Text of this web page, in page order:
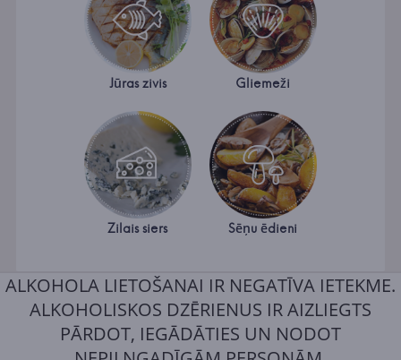
Jūras zivis Gliemeži
Zilais siers Sēņu ēdieni
ALKOHOLA LIETOŠANAI IR NEGATĪVA IETEKME.
ALKOHOLISKOS DZĒRIENUS IR AIZLIEGTS
PĀRDOT, IEGĀDĀTIES UN NODOT